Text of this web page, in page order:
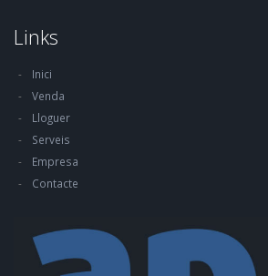
Links
Inici
Venda
Lloguer
Serveis
Empresa
Contacte